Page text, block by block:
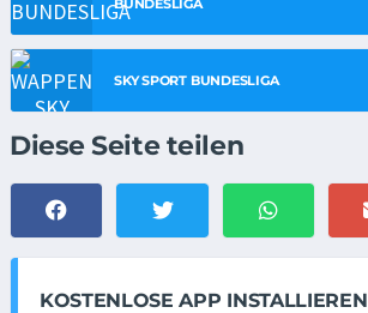
BUNDESLIGA
SKY SPORT BUNDESLIGA
Diese Seite teilen
KOSTENLOSE APP INSTALLIEREN